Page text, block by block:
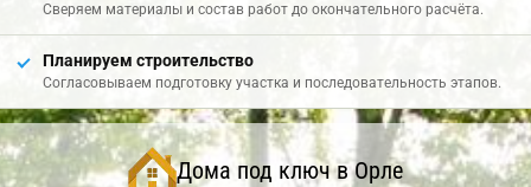
Сверяем материалы и состав работ до окончательного расчёта.
Планируем строительство
Согласовываем подготовку участка и последовательность этапов.
Дома под ключ в Орле